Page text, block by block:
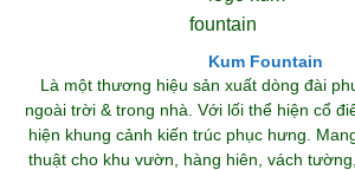
Kum Fountain
Là một thương hiệu sản xuất dòng đài
ngoài trời & trong nhà. Với lối thể hiện cổ
hiện khung cảnh kiến trúc phục hưng.
thuật cho khu vườn, hàng hiên, vách